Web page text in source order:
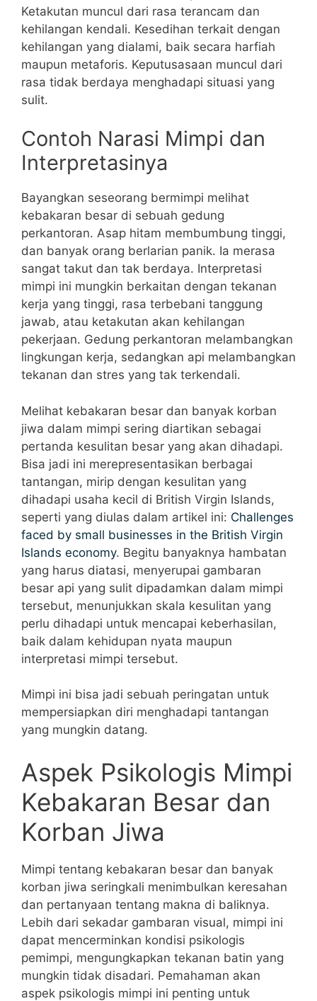
Ketakutan muncul dari rasa terancam dan
kehilangan kendali. Kesedihan terkait dengan
kehilangan yang dialami, baik secara harfiah
maupun metaforis. Keputusasaan muncul dari
rasa tidak berdaya menghadapi situasi yang
sulit.
Contoh Narasi Mimpi dan
Interpretasinya
Bayangkan seseorang bermimpi melihat
kebakaran besar di sebuah gedung
perkantoran. Asap hitam membumbung tinggi,
dan banyak orang berlarian panik. Ia merasa
sangat takut dan tak berdaya. Interpretasi
mimpi ini mungkin berkaitan dengan tekanan
kerja yang tinggi, rasa terbebani tanggung
jawab, atau ketakutan akan kehilangan
pekerjaan. Gedung perkantoran melambangkan
lingkungan kerja, sedangkan api melambangkan
tekanan dan stres yang tak terkendali.
Melihat kebakaran besar dan banyak korban
jiwa dalam mimpi sering diartikan sebagai
pertanda kesulitan besar yang akan dihadapi.
Bisa jadi ini merepresentasikan berbagai
tantangan, mirip dengan kesulitan yang
dihadapi usaha kecil di British Virgin Islands,
seperti yang diulas dalam artikel ini: Challenges
faced by small businesses in the British Virgin
Islands economy. Begitu banyaknya hambatan
yang harus diatasi, menyerupai gambaran
besar api yang sulit dipadamkan dalam mimpi
tersebut, menunjukkan skala kesulitan yang
perlu dihadapi untuk mencapai keberhasilan,
baik dalam kehidupan nyata maupun
interpretasi mimpi tersebut.
Mimpi ini bisa jadi sebuah peringatan untuk
mempersiapkan diri menghadapi tantangan
yang mungkin datang.
Aspek Psikologis Mimpi
Kebakaran Besar dan
Korban Jiwa
Mimpi tentang kebakaran besar dan banyak
korban jiwa seringkali menimbulkan keresahan
dan pertanyaan tentang makna di baliknya.
Lebih dari sekadar gambaran visual, mimpi ini
dapat mencerminkan kondisi psikologis
pemimpi, mengungkapkan tekanan batin yang
mungkin tidak disadari. Pemahaman akan
aspek psikologis mimpi ini penting untuk